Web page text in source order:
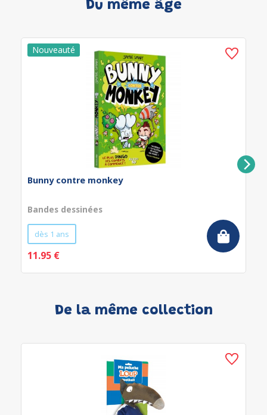
Du même âge
Bunny contre monkey
Bandes dessinées
dès 1 ans
11.95 €
De la même collection